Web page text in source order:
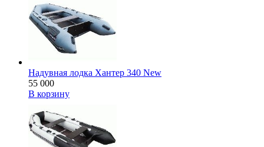
Надувная лодка Хантер 340 New
55 000
В корзину